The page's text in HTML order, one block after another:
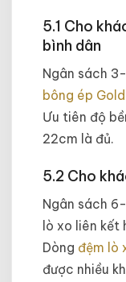
5.1 Cho
bình dân
Ngân sách
bông ép
Ưu tiên độ
22cm là đủ.
5.2 Cho
Ngân sách
lò xo liên
Dòng đệm lò
được nhiều